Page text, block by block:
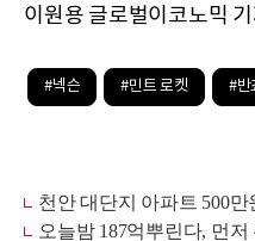
이원용 글로벌이코노믹
#넥슨 #민트 로켓 #반